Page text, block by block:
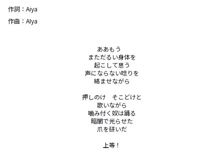
作詞： Aiya
作曲： AIya
ああもう
まただるい身体を
起こして思う
声にならない唸りを
絡ませながら
押しのけ　そこどけと
歌いながら
噛み付く奴は踊る
暗闇で光らせた
爪を研いだ
上等！